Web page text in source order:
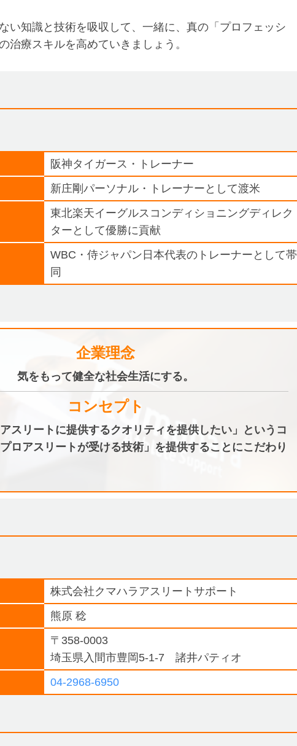
い知識と技術を吸収して、一緒に、真の「プロフェッシ
治療スキルを高めていきましょう。
阪神タイガース・トレーナー
新庄剛パーソナル・トレーナーとして渡米
東北楽天イーグルスコンディショニングディレク
ターとして優勝に貢献
WBC・侍ジャパン日本代表のトレーナーとして帯
同
企業理念
気をもって健全な社会生活にする。
コンセプト
アスリートに提供するクオリティを提供したい」というコ
ロアスリートが受ける技術」を提供することにこだわり
株式会社クマハラアスリートサポート
熊原 稔
〒358-0003
埼玉県入間市豊岡5-1-7 諸井パティオ
04-2968-6950